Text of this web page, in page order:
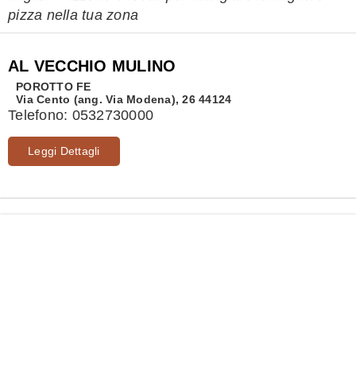
pizza nella tua zona
AL VECCHIO MULINO
POROTTO FE
Via Cento (ang. Via Modena), 26 44124
Telefono: 0532730000
Leggi Dettagli